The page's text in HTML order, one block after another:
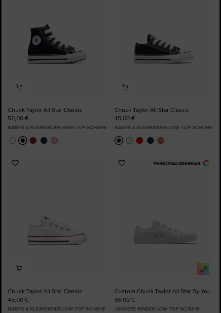
Chuck Taylor All Star Classic
50,00 €
BABYS & KLEINKINDER HIGH TOP SCHUHE
Chuck Taylor All Star Classic
45,00 €
BABYS & KLEINKINDER LOW TOP SCHUHE
Zu
Chuck Taylor All Star Classic
45,00 €
BABYS & KLEINKINDER LOW TOP SCHUHE
PERSONALISIERBAR
Zu
Custom Chuck Taylor All Star By You
65,00 €
JÜNGERE KINDER LOW TOP SCHUHE